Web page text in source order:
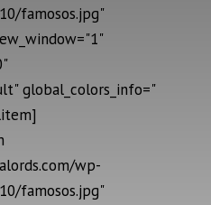
famosos.jpg"
global_colors_info="
wp-
famosos.jpg"